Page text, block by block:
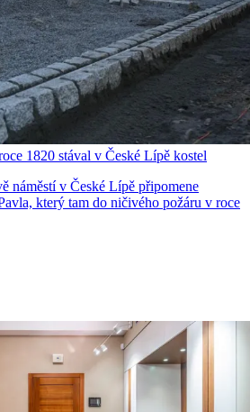
1820 stával v České Lípě kostel
náměstí v České Lípě připomene
který tam do ničivého požáru v roce